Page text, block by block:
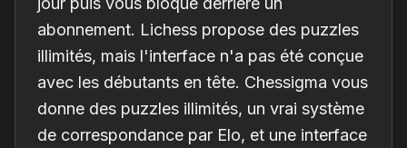
abonnement. Lichess propose des puzzles
illimités, mais l'interface n'a pas été conçue
avec les débutants en tête. Chessigma vous
donne des puzzles illimités, un vrai système
de correspondance par Elo, et une interface